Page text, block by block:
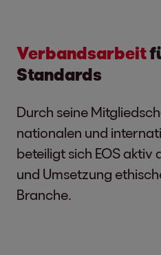
Verbandsarbeit
Standards
Durch seine
nationalen und
beteiligt sich EOS aktiv
und Umsetzung
Branche.